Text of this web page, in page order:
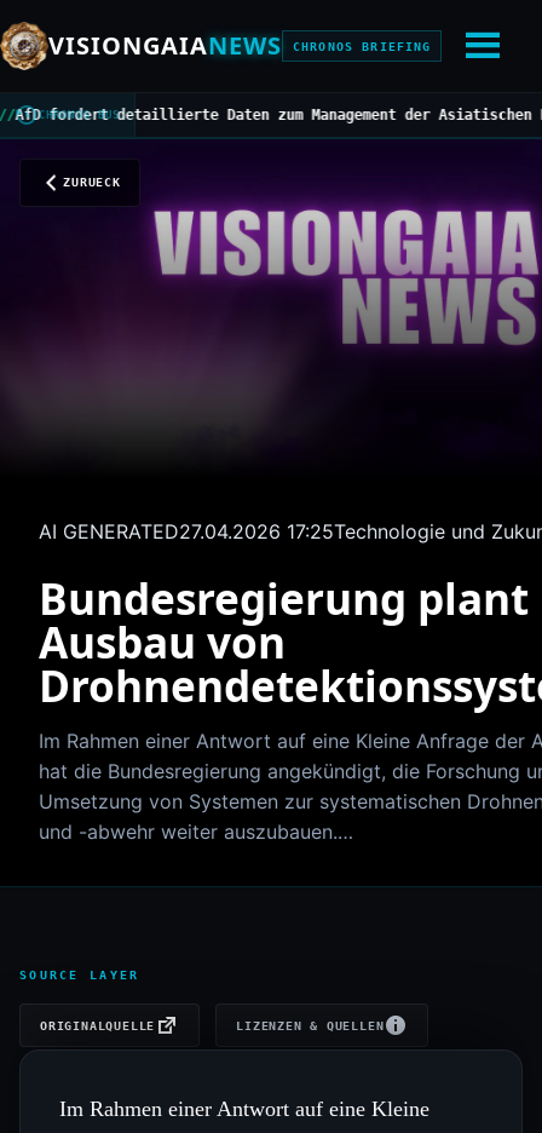
VISIONGAIANEWS CHRONOS BRIEFING
CHRONOS BUS
fordert detaillierte Daten zum Management der Asiatischen
ZURUECK
AI GENERATED27.04.2026 17:25Technologie und
Bundesregierung plant
Ausbau von
Im Rahmen einer Antwort auf eine Kleine Anfrage der
hat die Bundesregierung angekündigt, die Forschung
Umsetzung von Systemen zur systematischen
und -abwehr weiter auszubauen.…
SOURCE LAYER
ORIGINALQUELLE LIZENZEN & QUELLEN
Im Rahmen einer Antwort auf eine Kleine